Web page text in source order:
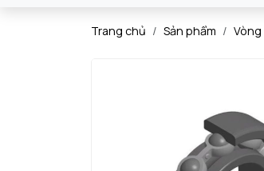
Trang chủ Sản phẩm Vòng